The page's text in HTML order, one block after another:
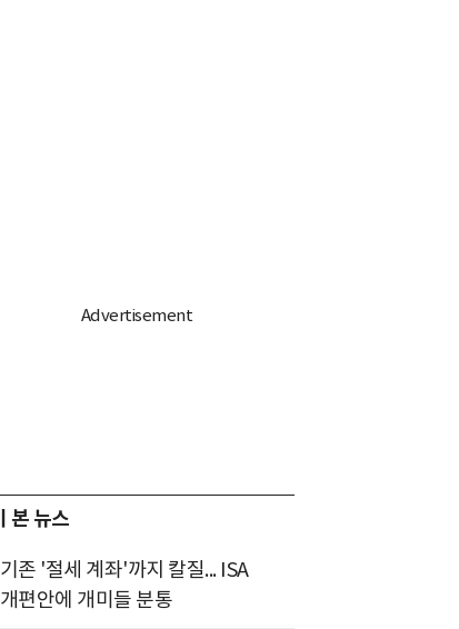
본 뉴스
기존 '절세 계좌'까지 칼질... ISA
개편안에 개미들 분통